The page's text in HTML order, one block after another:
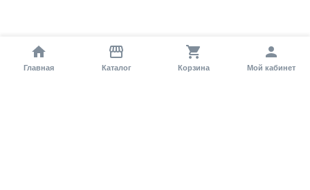
Главная Каталог Корзина Мой кабинет